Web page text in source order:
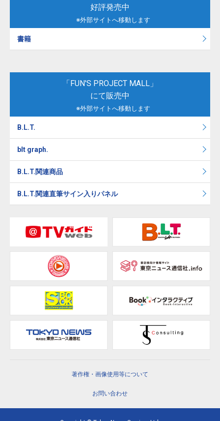
好評発売中
※外部サイトへ移動します
書籍
「FUN'S PROJECT MALL」
にて販売中
※外部サイトへ移動します
B.L.T.
blt graph.
B.L.T.関連商品
B.L.T.関連直筆サイン入りパネル
著作権・画像使用等について
お問い合わせ